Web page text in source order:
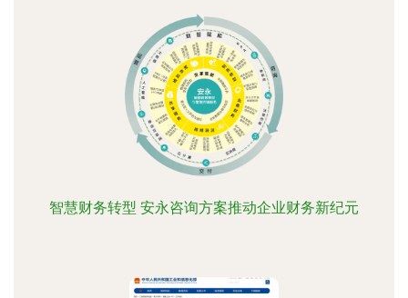
智慧财务转型 安永咨询方案推动企业财务新纪元